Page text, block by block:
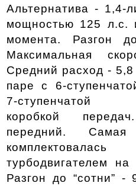
Альтернатива - 1,4-
мощностью 125 л.с.
момента. Разгон
Максимальная
Средний расход -
паре с 6-
7-ступенчатой
коробкой
передний.
турбодвигателем
Разгон до “сотни” -